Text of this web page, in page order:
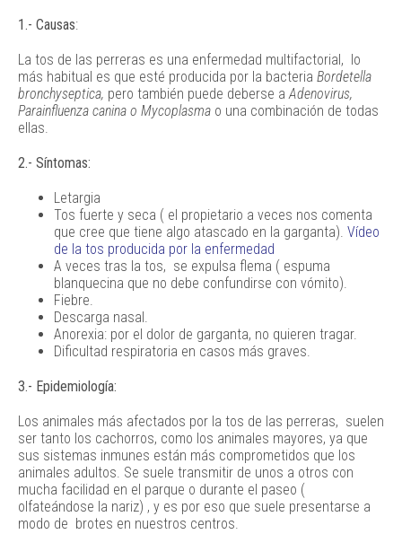
1.- Causas:
La tos de las perreras es una enfermedad multifactorial, lo
más habitual es que esté producida por la bacteria Bordetella
bronchyseptica, pero también puede deberse aAdenovirus,
Parainfluenza canina o Mycoplasma o una combinación de todas
ellas.
2.- Síntomas:
Letargia
Tos fuerte y seca ( el propietario a veces nos comenta
que cree que tiene algo atascado en la garganta). Vídeo
de la tos producida por la enfermedad
A veces tras la tos, se expulsa flema ( espuma
blanquecina que no debe confundirse con vómito).
Fiebre.
Descarga nasal.
Anorexia: por el dolor de garganta, no quieren tragar.
Dificultad respiratoria en casos más graves.
3.- Epidemiología:
Los animales más afectados por la tos de las perreras, suelen
ser tanto los cachorros, como los animales mayores, ya que
sus sistemas inmunes están más comprometidos que los
animales adultos. Se suele transmitir de unos a otros con
mucha facilidad en el parque o durante el paseo (
olfateándose la nariz) , y es por eso que suele presentarse a
modo de brotes en nuestros centros.